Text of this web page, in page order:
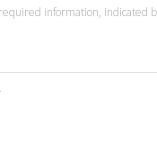
information, indicated